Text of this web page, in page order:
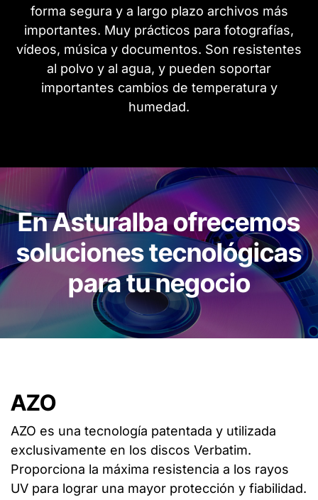
forma segura y a largo plazo archivos más
importantes. Muy prácticos para fotografías,
vídeos, música y documentos. Son resistentes
al polvo y al agua, y pueden soportar
importantes cambios de temperatura y
humedad.
En Asturalba ofrecemos
soluciones tecnológicas
para tu negocio
AZO
AZO es una tecnología patentada y utilizada
exclusivamente en los discos Verbatim.
Proporciona la máxima resistencia a los rayos
UV para lograr una mayor protección y fiabilidad.